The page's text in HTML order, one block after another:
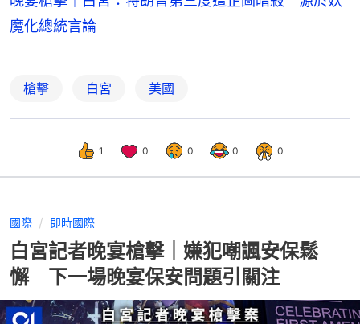
魔化總統言論
槍擊 白宮 美國
1 0 0 0 0
國際 即時國際
白宮記者晚宴槍擊｜嫌犯嘲諷安保鬆
懈 下一場晚宴保安問題引關注